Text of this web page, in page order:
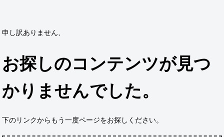
申し訳ありません、
お探しのコンテンツが見つ
かりませんでした。
下のリンクからもう一度ページをお探しください。